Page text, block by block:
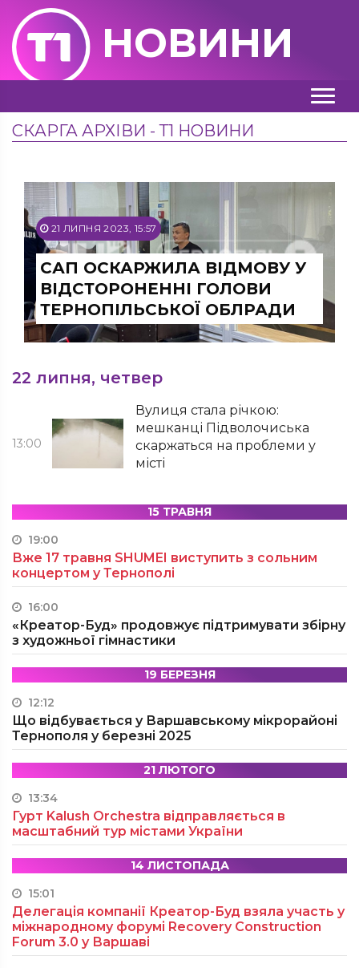
НОВИНИ
СКАРГА АРХІВИ - Т1 НОВИНИ
21 ЛИПНЯ 2023, 15:57
САП ОСКАРЖИЛА ВІДМОВУ У
ВІДСТОРОНЕННІ ГОЛОВИ
ТЕРНОПІЛЬСЬКОЇ ОБЛРАДИ
22 липня, четвер
13:00
Вулиця стала річкою:
мешканці Підволочиська
скаржаться на проблеми у
місті
15 ТРАВНЯ
19:00
Вже 17 травня SHUMEI виступить з сольним
концертом у Тернополі
16:00
«Креатор-Буд» продовжує підтримувати збірну
з художньої гімнастики
19 БЕРЕЗНЯ
12:12
Що відбувається у Варшавському мікрорайоні
Тернополя у березні 2025
21 ЛЮТОГО
13:34
Гурт Kalush Orchestra відправляється в
масштабний тур містами України
14 ЛИСТОПАДА
15:01
Делегація компанії Креатор-Буд взяла участь у
міжнародному форумі Recovery Construction
Forum 3.0 у Варшаві